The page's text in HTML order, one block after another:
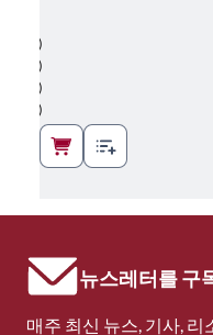
)
)
)
)
뉴스레터를 구
매주 최신 뉴스, 기사,